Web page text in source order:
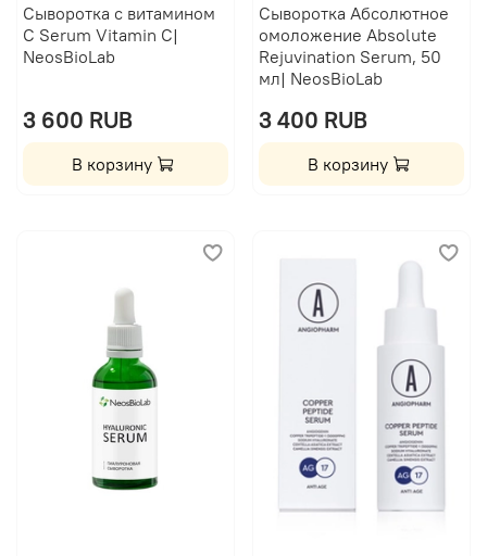
Сыворотка с витамином
С Serum Vitamin C|
NeosBioLab
3 600 RUB
В корзину
Сыворотка Абсолютное
омоложение Absolute
Rejuvination Serum, 50
мл| NeosBioLab
3 400 RUB
В корзину